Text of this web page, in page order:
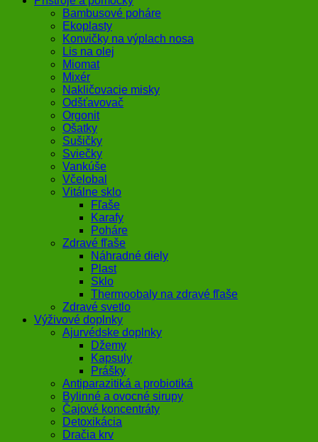
Bambusové poháre
Ekoplasty
Konvičky na výplach nosa
Lis na olej
Miomat
Mixér
Nakličovacie misky
Odšťavovač
Orgonit
Ošatky
Sušičky
Sviečky
Vankúše
Včelobal
Vitálne sklo
Fľaše
Karafy
Poháre
Zdravé fľaše
Náhradné diely
Plast
Sklo
Thermoobaly na zdravé fľaše
Zdravé svetlo
Výživové doplnky
Ajurvédske doplnky
Džemy
Kapsuly
Prášky
Antiparazitiká a probiotiká
Bylinné a ovocné sirupy
Čajové koncentráty
Detoxikácia
Dračia krv